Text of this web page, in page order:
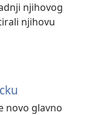
njihovog
njihovu
novo glavno